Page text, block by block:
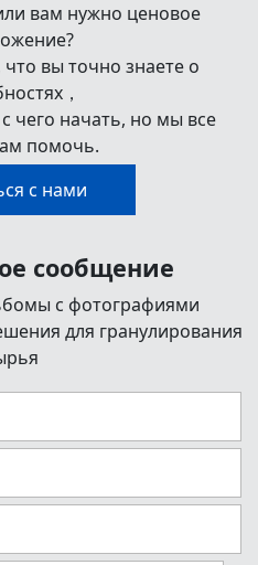
вам нужно ценовое
вы точно знаете о
，
чего начать, но мы все
помочь.
с нами
сообщение
с фотографиями
для гранулирования